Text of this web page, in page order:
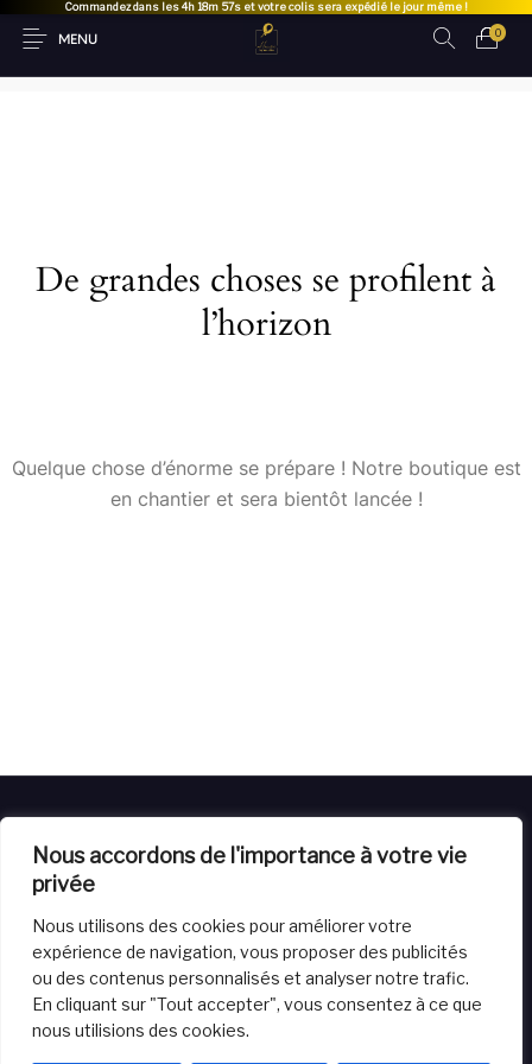
Nous accordons de l'importance à votre vie
privée
Nous utilisons des cookies pour améliorer votre
expérience de navigation, vous proposer des publicités
ou des contenus personnalisés et analyser notre trafic.
En cliquant sur "Tout accepter", vous consentez à ce que
nous utilisions des cookies.
MENU
0
De grandes choses se profilent à
l’horizon
Quelque chose d’énorme se prépare ! Notre boutique est
en chantier et sera bientôt lancée !
Livraison Retours
Conditions générales de vente
Powered byHouse of Balloon
Website crafted by Virtuals
Vision
Commandez dans les4h 18m 57set votre colis sera expédié le jour même !